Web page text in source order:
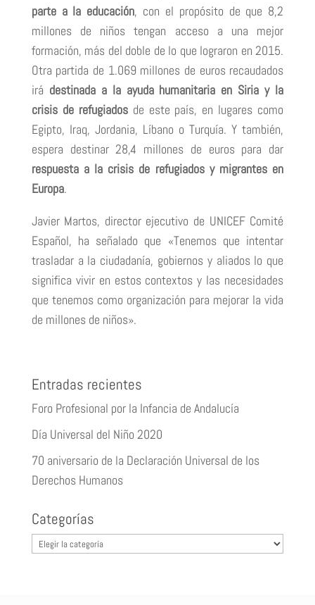
parte a la educación, con el propósito de que 8,2
millones de niños tengan acceso a una mejor
formación, más del doble de lo que lograron en 2015.
Otra partida de 1.069 millones de euros recaudados
irá destinada a la ayuda humanitaria en Siria y la
crisis de refugiadosde este país, en lugares como
Egipto, Iraq, Jordania, Líbano o Turquía. Y también,
espera destinar 28,4 millones de euros para dar
respuesta a la crisis de refugiados y migrantes en
Europa.
Javier Martos, director ejecutivo de UNICEF Comité
Español, ha señalado que «Tenemos que intentar
trasladar a la ciudadanía, gobiernos y aliados lo que
significa vivir en estos contextos y las necesidades
que tenemos como organización para mejorar la vida
de millones de niños».
Entradas recientes
Foro Profesional por la Infancia de Andalucía
Día Universal del Niño 2020
70 aniversario de la Declaración Universal de los
Derechos Humanos
Categorías
Categorías